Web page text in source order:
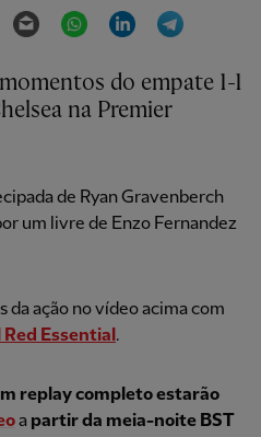
Twitter Email WhatsAppLinkedIn
do empate 1-1
na Premier
de Ryan Gravenberch
um livre de Enzo Fernandez
da ação no vídeo acima com
Essential .
replay completo estarão
a partir da meia-noite BST